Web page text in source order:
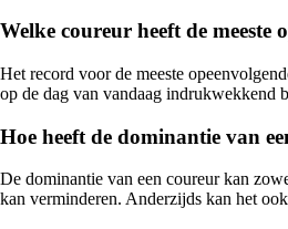
Welke coureur heeft de
Het record voor de meeste
op de dag van vandaag indrukwekkend
Hoe heeft de dominantie van
De dominantie van een coureur kan
kan verminderen. Anderzijds kan het